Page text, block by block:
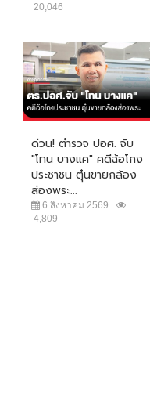
20,046
ด่วน! ตำรวจ ปอศ. จับ
"โทน บางแค" คดีฉ้อโกง
ประชาชน ตุ๋นขายกล้อง
ส่องพระ...
6 สิงหาคม 2569
4,809